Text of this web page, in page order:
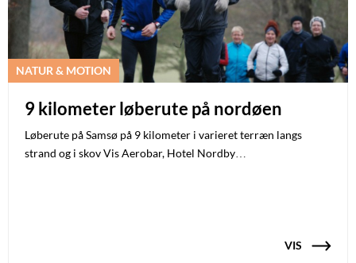
NATUR & MOTION
9 kilometer løberute på nordøen
Løberute på Samsø på 9 kilometer i varieret terræn langs
strand og i skov Vis Aerobar, Hotel Nordby…
VIS